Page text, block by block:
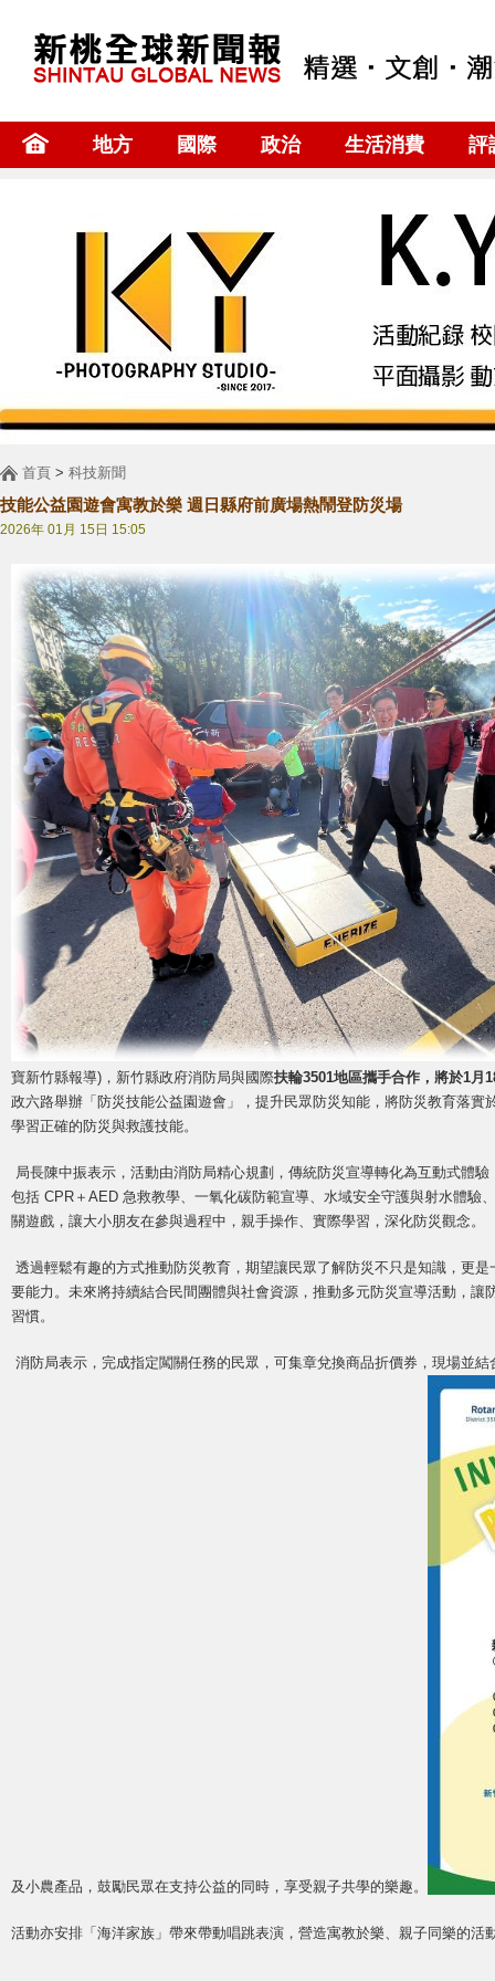
地方 國際 政治 生活消費 評
首頁 > 科技新聞
技能公益園遊會寓教於樂 週日縣府前廣場熱鬧登防災場
2026年 01月 15日 15:05
寶新竹縣報導)，新竹縣政府消防局與國際扶輪3501地區攜手合作，將於1月
政六路舉辦「防災技能公益園遊會」，提升民眾防災知能，將防災教育落實
學習正確的防災與救護技能。
局長陳中振表示，活動由消防局精心規劃，傳統防災宣導轉化為互動式體
包括 CPR＋AED 急救教學、一氧化碳防範宣導、水域安全守護與射水體驗
關遊戲，讓大小朋友在參與過程中，親手操作、實際學習，深化防災觀念。
透過輕鬆有趣的方式推動防災教育，期望讓民眾了解防災不只是知識，更
要能力。未來將持續結合民間團體與社會資源，推動多元防災宣導活動，讓
習慣。
消防局表示，完成指定闖關任務的民眾，可集章兌換商品折價券，現場並
及小農產品，鼓勵民眾在支持公益的同時，享受親子共學的樂趣。
活動亦安排「海洋家族」帶來帶動唱跳表演，營造寓教於樂、親子同樂的活